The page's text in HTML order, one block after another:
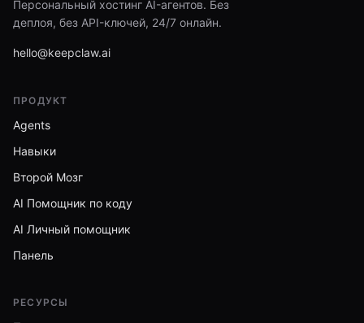
Персональный хостинг AI-агентов. Без
деплоя, без API-ключей, 24/7 онлайн.
hello@keepclaw.ai
ПРОДУКТ
Agents
Навыки
Второй Мозг
AI Помощник по коду
AI Личный помощник
Панель
РЕСУРСЫ